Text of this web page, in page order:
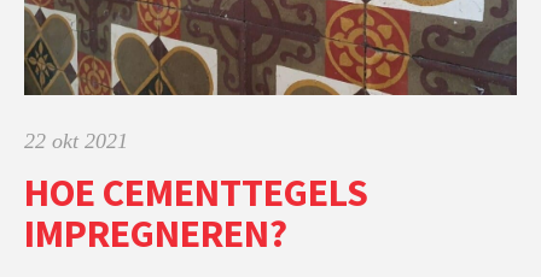
22 okt 2021
HOE CEMENTTEGELS
IMPREGNEREN?